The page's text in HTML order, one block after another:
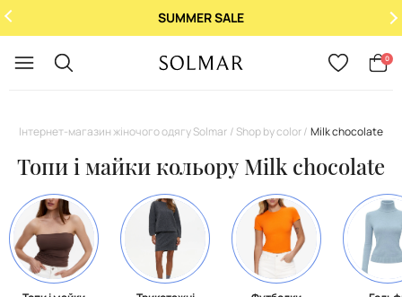
SUMMER SALE
0
Інтернет-магазин жіночого одягу Solmar Shop by color Milk chocolate
Топи і майки кольору Milk chocolate